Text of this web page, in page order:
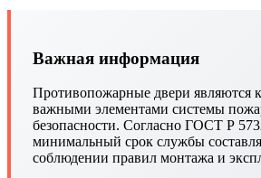
Важная информация
Противопожарные двери являются
важными элементами системы
безопасности. Согласно ГОСТ Р
минимальный срок службы
соблюдении правил монтажа и